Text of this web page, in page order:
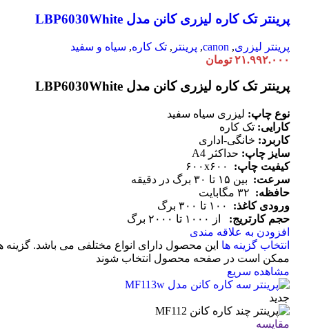
پرینتر تک کاره لیزری کانن مدل LBP6030White
پرینتر لیزری,
canon
, پرینتر , تک کاره, سیاه و سفید
۲۱.۹۹۲.۰۰۰ تومان
پرینتر تک کاره لیزری کانن مدل LBP6030White
نوع چاپ: لیزری سیاه سفید
کارایی: تک کاره
کاربرد: خانگی-اداری
سایز چاپ: حداکثر A4
کیفیت چاپ:
۶۰۰x۶۰۰
سرعت: بین ۱۵ تا ۳۰ برگ در دقیقه
حافظه: ۳۲ مگابایت
ورودی کاغذ:
۱۰۰ تا ۳۰۰ برگ
حجم کارتریج:
از ۱۰۰۰ تا ۲۰۰۰ برگ
افزودن به علاقه مندی
انتخاب گزینه ها این محصول دارای انواع مختلفی می باشد. گزینه
ممکن است در صفحه محصول انتخاب شوند
مشاهده سریع
جدید
مقایسه